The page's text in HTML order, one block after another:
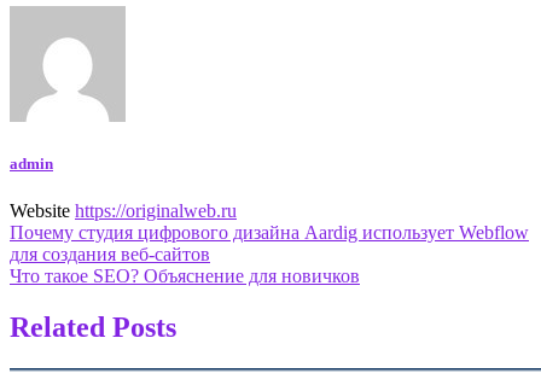
admin
Website https://originalweb.ru
Навигация
по
Почему студия цифрового дизайна Aardig использует Webflow
для создания веб-сайтов
Что такое SEO? Объяснение для новичков
Related Posts